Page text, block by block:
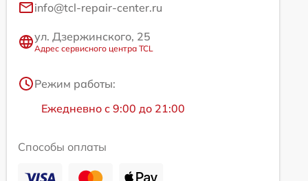
info@tcl-repair-center.ru
ул. Дзержинского, 25
Адрес сервисного центра TCL
Режим работы:
Ежедневно с 9:00 до 21:00
Способы оплаты